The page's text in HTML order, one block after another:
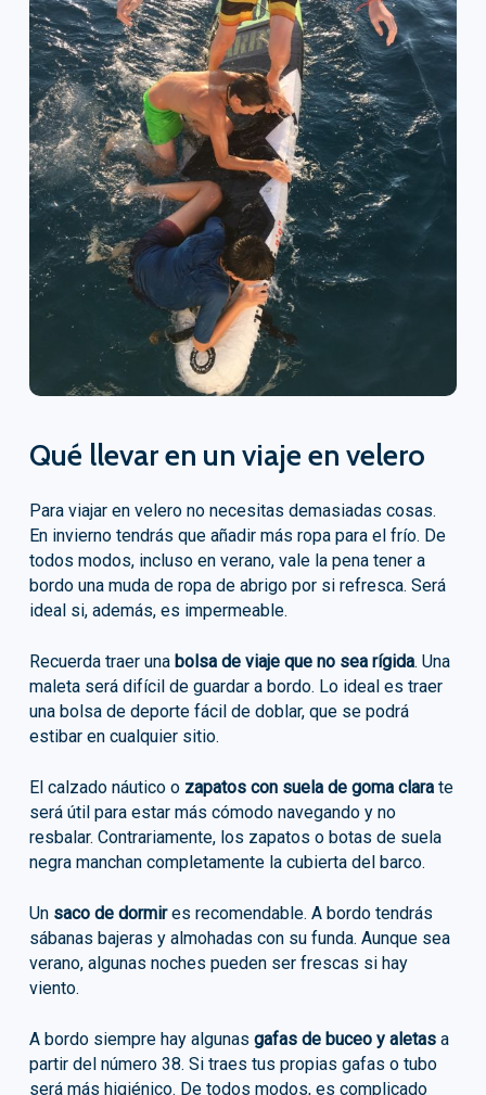
Qué llevar en un viaje en velero
Para viajar en velero no necesitas demasiadas cosas.
En invierno tendrás que añadir más ropa para el frío. De
todos modos, incluso en verano, vale la pena tener a
bordo una muda de ropa de abrigo por si refresca. Será
ideal si, además, es impermeable.
Recuerda traer una bolsa de viaje que no sea rígida. Una
maleta será difícil de guardar a bordo. Lo ideal es traer
una bolsa de deporte fácil de doblar, que se podrá
estibar en cualquier sitio.
El calzado náutico o zapatos con suela de goma clarate
será útil para estar más cómodo navegando y no
resbalar. Contrariamente, los zapatos o botas de suela
negra manchan completamente la cubierta del barco.
Un saco de dormires recomendable. A bordo tendrás
sábanas bajeras y almohadas con su funda. Aunque sea
verano, algunas noches pueden ser frescas si hay
viento.
A bordo siempre hay algunas gafas de buceo y aletasa
partir del número 38. Si traes tus propias gafas o tubo
será más higiénico. De todos modos, es complicado